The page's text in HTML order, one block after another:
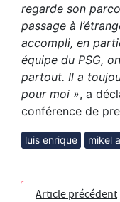
regarde son
passage à
accompli, en
équipe du PSG,
partout. Il a
pour moi », a
conférence de
luis enrique mikel
Article précédent